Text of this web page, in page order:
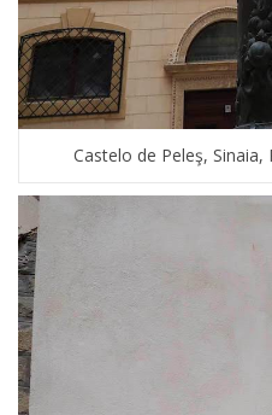
Castelo de Peleş,